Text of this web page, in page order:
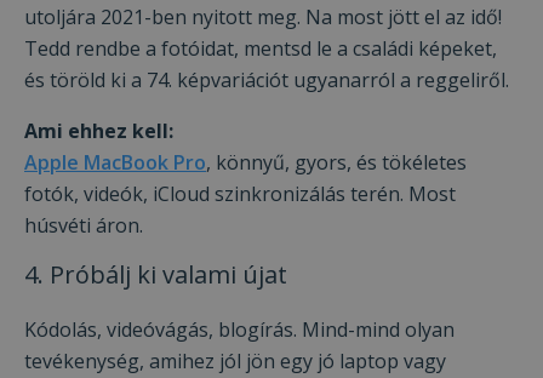
utoljára 2021-ben nyitott meg. Na most jött el az idő!
Tedd rendbe a fotóidat, mentsd le a családi képeket,
és töröld ki a 74. képvariációt ugyanarról a reggeliről.
Ami ehhez kell:
Apple MacBook Pro, könnyű, gyors, és tökéletes
fotók, videók, iCloud szinkronizálás terén. Most
húsvéti áron.
4. Próbálj ki valami újat
Kódolás, videóvágás, blogírás. Mind-mind olyan
tevékenység, amihez jól jön egy jó laptop vagy